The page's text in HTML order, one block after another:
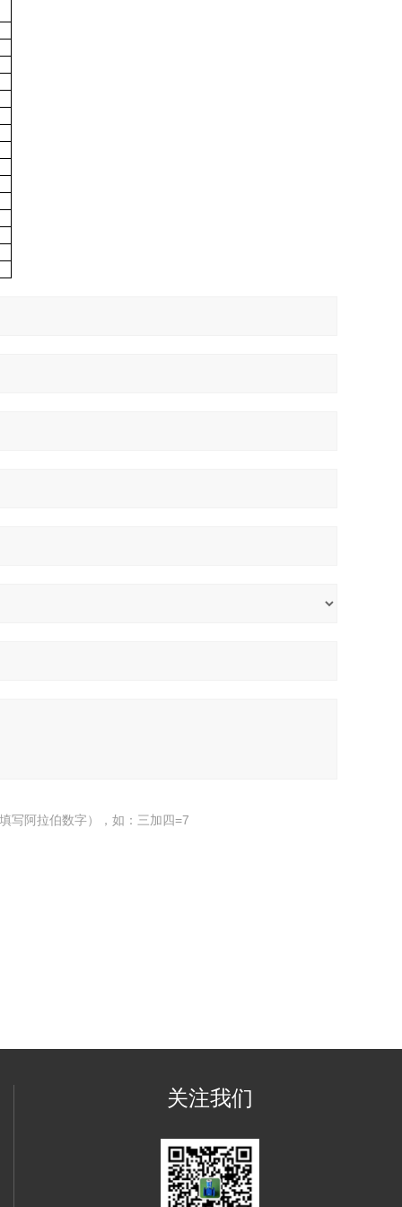
写阿拉伯数字），如：三加四=7
关注我们